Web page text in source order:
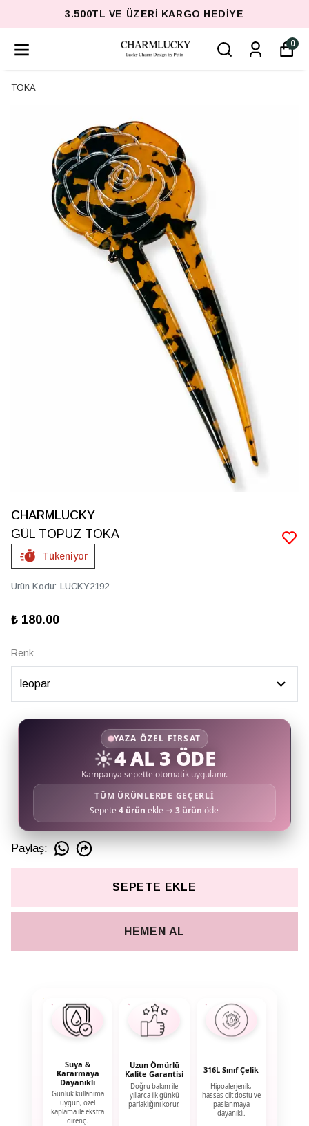
3.500TL VE ÜZERI KARGO HEDIYE
0
TOKA
CHARMLUCKY
GÜL TOPUZ TOKA
Tükeniyor
Ürün Kodu: LUCKY2192
₺ 180.00
Renk
YAZA ÖZEL FIRSAT
☀️4 AL 3 ÖDE
Kampanya sepette otomatik uygulanır.
TÜM ÜRÜNLERDE GEÇERLİ
Sepete4 ürün ekle →3 ürün öde
Paylaş:
SEPETE EKLE
HEMEN AL
Suya &
Kararmaya
Dayanıklı
Günlük kullanıma
uygun, özel
kaplama ile ekstra
direnç.
Uzun Ömürlü
Kalite Garantisi
Doğru bakım ile
yıllarca ilk günkü
parlaklığını korur.
316L Sınıf Çelik
Hipoalerjenik,
hassas cilt dostu ve
paslanmaya
dayanıklı.